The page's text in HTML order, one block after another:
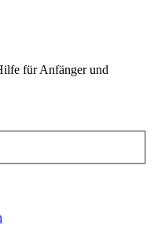
für Anfänger und